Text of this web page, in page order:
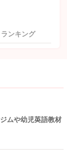
ンキング
ムや幼児英語教材